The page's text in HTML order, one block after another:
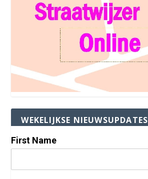
WEKELIJKSE NIEUWSUPDATES
First Name